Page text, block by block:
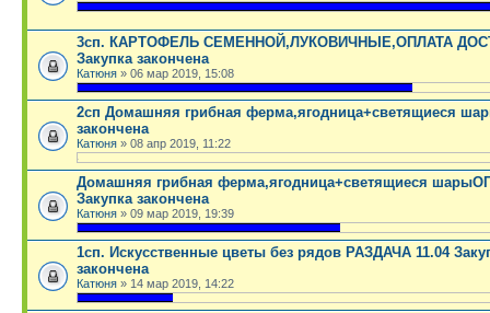
3сп. КАРТОФЕЛЬ СЕМЕННОЙ,ЛУКОВИЧНЫЕ,ОПЛАТА
Закупка закончена
Катюня » 06 мар 2019, 15:08
2сп Домашняя грибная ферма,ягодница+светящиеся
закончена
Катюня » 08 апр 2019, 11:22
Домашняя грибная ферма,ягодница+светящиеся
Закупка закончена
Катюня » 09 мар 2019, 19:39
1сп. Искусственные цветы без рядов РАЗДАЧА 11.04
закончена
Катюня » 14 мар 2019, 14:22